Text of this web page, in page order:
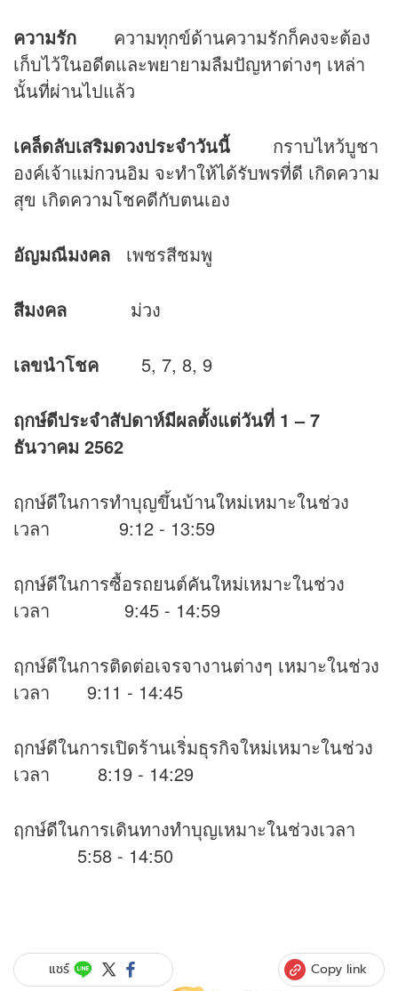
ความรัก ความทุกข์ด้านความรักก็คงจะต้อง
เก็บไว้ในอดีตและพยายามลืมปัญหาต่างๆ เหล่า
นั้นที่ผ่านไปแล้ว
เคล็ดลับเสริมดวงประจำวันนี้ กราบไหว้บูชา
องค์เจ้าแม่กวนอิม จะทำให้ได้รับพรที่ดี เกิดความ
สุข เกิดความโชคดีกับตนเอง
อัญมณีมงคล เพชรสีชมพู
สีมงคล ม่วง
เลขนำโชค 5, 7, 8, 9
ฤกษ์ดีประจำสัปดาห์มีผลตั้งแต่วันที่ 1 – 7
ธันวาคม 2562
ฤกษ์ดีในการทำบุญขึ้นบ้านใหม่เหมาะในช่วง
เวลา 9:12 - 13:59
ฤกษ์ดีในการซื้อรถยนต์คันใหม่เหมาะในช่วง
เวลา 9:45 - 14:59
ฤกษ์ดีในการติดต่อเจรจางานต่างๆ เหมาะในช่วง
เวลา 9:11 - 14:45
ฤกษ์ดีในการเปิดร้านเริ่มธุรกิจใหม่เหมาะในช่วง
เวลา 8:19 - 14:29
ฤกษ์ดีในการเดินทางทำบุญเหมาะในช่วงเวลา
5:58 - 14:50
แชร์ Copy link